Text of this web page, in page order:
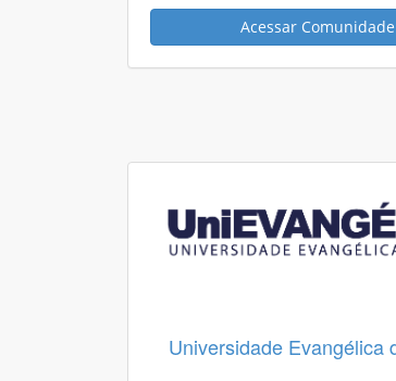
Acessar Comunidade
Universidade Evangélica